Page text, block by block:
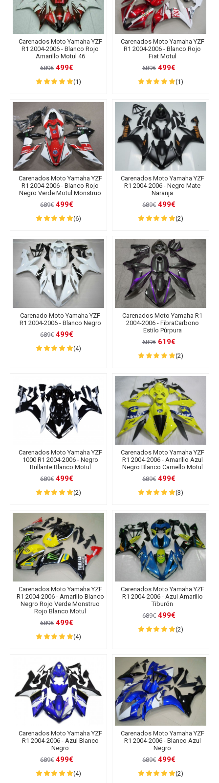
Carenados Moto Yamaha YZF
R1 2004-2006 - Blanco Rojo
Amarillo Motul 46
689€ 499€
(1)
Carenados Moto Yamaha YZF
R1 2004-2006 - Blanco Rojo
Fiat Motul
689€ 499€
(1)
Carenados Moto Yamaha YZF
R1 2004-2006 - Blanco Rojo
Negro Verde Motul Monstruo
689€ 499€
(6)
Carenados Moto Yamaha YZF
R1 2004-2006 - Negro Mate
Naranja
689€ 499€
(2)
Carenado Moto Yamaha YZF
R1 2004-2006 - Blanco Negro
689€ 499€
(4)
Carenados Moto Yamaha R1
2004-2006 - FibraCarbono
Estilo Púrpura
689€ 619€
(2)
Carenados Moto Yamaha YZF
1000 R1 2004-2006 - Negro
Brillante Blanco Motul
689€ 499€
(2)
Carenados Moto Yamaha YZF
R1 2004-2006 - Amarillo Azul
Negro Blanco Camello Motul
689€ 499€
(3)
Carenados Moto Yamaha YZF
R1 2004-2006 - Amarillo Blanco
Negro Rojo Verde Monstruo
Rojo Blanco Motul
689€ 499€
(4)
Carenados Moto Yamaha YZF
R1 2004-2006 - Azul Amarillo
Tiburón
689€ 499€
(2)
Carenados Moto Yamaha YZF
R1 2004-2006 - Azul Blanco
Negro
689€ 499€
(4)
Carenados Moto Yamaha YZF
R1 2004-2006 - Blanco Azul
Negro
689€ 499€
(2)